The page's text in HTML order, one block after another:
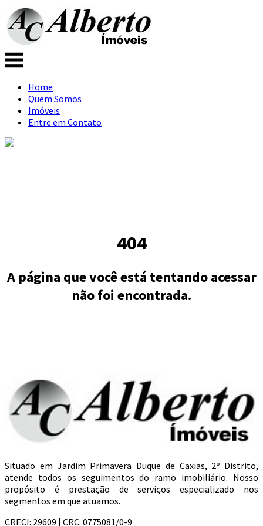
Home
Quem Somos
Imóveis
Entre em Contato
404
A página que você está tentando acessar
não foi encontrada.
Situado em Jardim Primavera Duque de Caxias, 2º Distrito,
atende todos os seguimentos do ramo imobiliário. Nosso
propósito é prestação de serviços especializado nos
segmentos em que atuamos.
CRECI: 29609 | CRC: 0775081/0-9